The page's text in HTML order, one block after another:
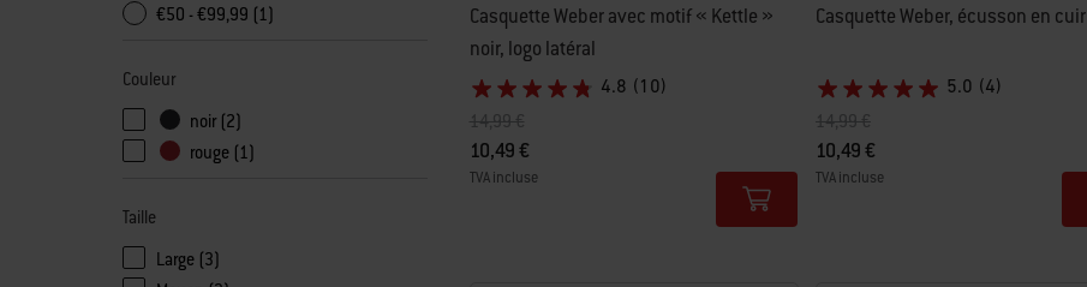
€50 - €99,99 (1)
Couleur
noir (2)
rouge (1)
Taille
Large (3)
Casquette Weber avec motif « Kettle »
noir, logo latéral
4.8 (10)
Prix réduit de
14,99 €à
10,49 €
TVA incluse
Casquette Weber, écusson en cuir
5.0 (4)
Prix réduit de
14,99 €à
10,49 €
TVA incluse